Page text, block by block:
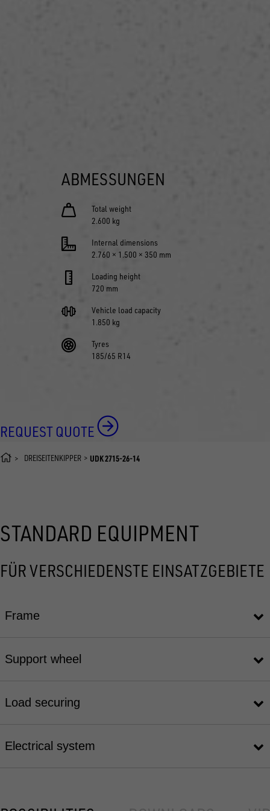
ABMESSUNGEN
Total weight
2.600 kg
Internal dimensions
2.760 × 1.500 × 350 mm
Loading height
720 mm
Vehicle load capacity
1.850 kg
Tyres
185/65 R14
REQUEST QUOTE
DREISEITENKIPPER UDK 2715-26-14
STANDARD EQUIPMENT
FÜR VERSCHIEDENSTE EINSATZGEBIETE
Frame
Support wheel
Load securing
Electrical system